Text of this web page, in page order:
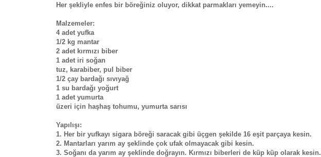
Her şekliyle enfes bir böreğiniz oluyor, dikkat parmakları yemeyin....
Malzemeler:
4 adet yufka
1/2 kg mantar
2 adet kırmızı biber
1 adet iri soğan
tuz, karabiber, pul biber
1/2 çay bardağı sıvıyağ
1 su bardağı yoğurt
1 adet yumurta
üzeri için haşhaş tohumu, yumurta sarısı
Yapılışı:
1. Her bir yufkayı sigara böreği saracak gibi üçgen şekilde 16 eşit parçaya kesin.
2. Mantarları yarım ay şeklinde çok ufak olmayacak gibi kesin.
3. Soğanı da yarım ay şeklinde doğrayın. Kırmızı biberleri de küp küp olarak kesin.